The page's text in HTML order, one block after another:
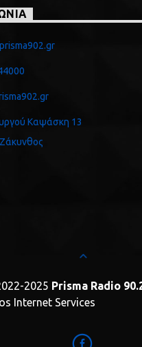
Καψάσκη 13
2025 Prisma Radio
Internet Services